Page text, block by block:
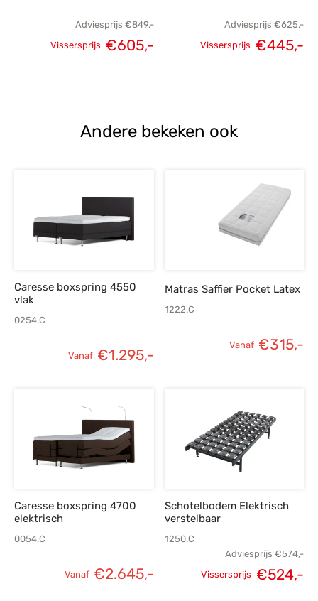
Adviesprijs €849,-
Vissersprijs €605,-
Adviesprijs €625,-
Vissersprijs €445,-
Andere bekeken ook
Caresse boxspring 4550
vlak
0254.C
Vanaf €1.295,-
Matras Saffier Pocket Latex
1222.C
Vanaf €315,-
Caresse boxspring 4700
elektrisch
0054.C
Vanaf €2.645,-
Schotelbodem Elektrisch
verstelbaar
1250.C
Adviesprijs €574,-
Oorspronkelijke
Vissersprijs €524,-